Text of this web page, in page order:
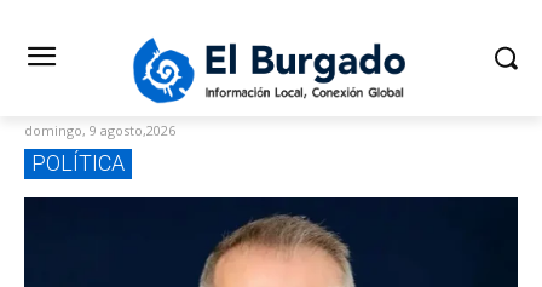
domingo, 9 agosto,2026
POLÍTICA